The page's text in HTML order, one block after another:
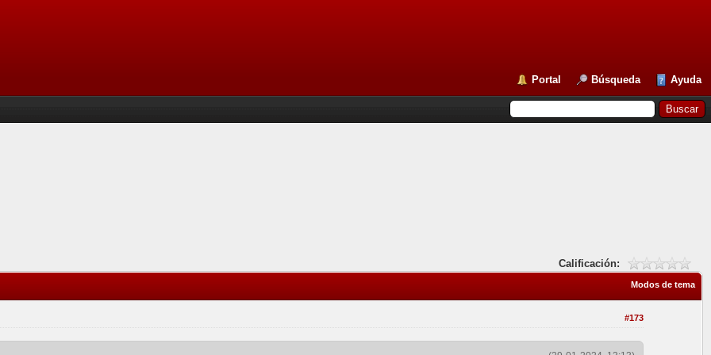
Portal Búsqueda Ayuda
Calificación:
Modos de tema
#173